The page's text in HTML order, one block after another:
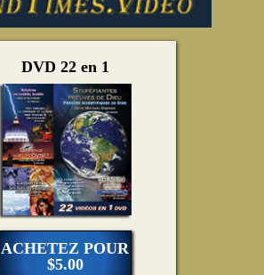
DVD 22 en 1
ACHETEZ POUR
$5.00